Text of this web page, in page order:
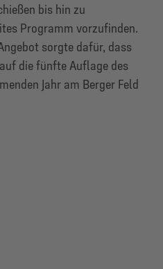
bis hin zu
Programm vorzufinden.
sorgte dafür, dass
die fünfte Auflage des
Jahr am Berger Feld